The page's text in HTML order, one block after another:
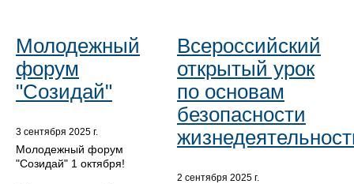
Молодежный
форум
"Созидай"
3 сентября 2025 г.
Молодежный форум
"Созидай" 1 октября!
Всероссийский
открытый урок
по основам
безопасности
2 сентября 2025 г.